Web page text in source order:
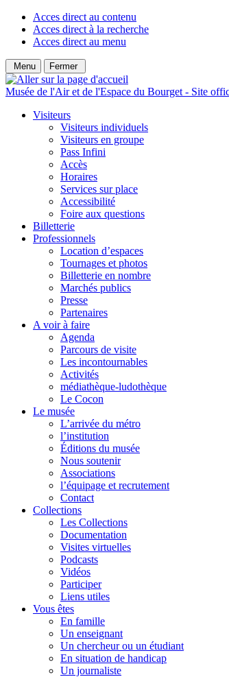
Acces direct au contenu
Acces direct à la recherche
Acces direct au menu
Menu Fermer
Musée de l'Air et de l'Espace du Bourget - Site
Visiteurs
Visiteurs individuels
Visiteurs en groupe
Pass Infini
Accès
Horaires
Services sur place
Accessibilité
Foire aux questions
Billetterie
Professionnels
Location d’espaces
Tournages et photos
Billetterie en nombre
Marchés publics
Presse
Partenaires
A voir à faire
Agenda
Parcours de visite
Les incontournables
Activités
médiathèque-ludothèque
Le Cocon
Le musée
L’arrivée du métro
l’institution
Éditions du musée
Nous soutenir
Associations
l’équipage et recrutement
Contact
Collections
Les Collections
Documentation
Visites virtuelles
Podcasts
Vidéos
Participer
Liens utiles
Vous êtes
En famille
Un enseignant
Un chercheur ou un étudiant
En situation de handicap
Un journaliste